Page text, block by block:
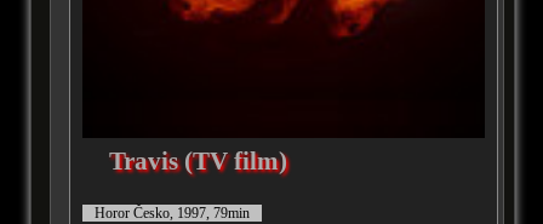
Travis (TV film)
Horor Česko, 1997, 79min